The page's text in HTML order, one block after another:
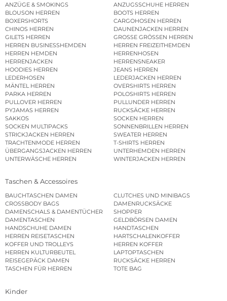
ANZÜGE & SMOKINGS
ANZUGSSCHUHE HERREN
BLOUSON HERREN
BOOTS HERREN
BOXERSHORTS
CARGOHOSEN HERREN
CHINOS HERREN
DAUNENJACKEN HERREN
GILETS HERREN
GROSSE GRÖSSEN HERREN
HERREN BUSINESSHEMDEN
HERREN FREIZEITHEMDEN
HERREN HEMDEN
HERRENHOSEN
HERRENJACKEN
HERRENSNEAKER
HOODIES HERREN
JEANS HERREN
LEDERHOSEN
LEDERJACKEN HERREN
MÄNTEL HERREN
OVERSHIRTS HERREN
PARKA HERREN
POLOSHIRTS HERREN
PULLOVER HERREN
PULLUNDER HERREN
PYJAMAS HERREN
RUCKSÄCKE HERREN
SAKKOS
SOCKEN HERREN
SOCKEN MULTIPACKS
SONNENBRILLEN HERREN
STRICKJACKEN HERREN
SWEATER HERREN
TRACHTENMODE HERREN
T-SHIRTS HERREN
ÜBERGANGSJACKEN HERREN
UNTERHEMDEN HERREN
UNTERWÄSCHE HERREN
WINTERJACKEN HERREN
Taschen & Accessoires
BAUCHTASCHEN DAMEN
CLUTCHES UND MINIBAGS
CROSSBODY BAGS
DAMENRUCKSÄCKE
DAMENSCHALS & DAMENTÜCHER
SHOPPER
DAMENTASCHEN
GELDBÖRSEN DAMEN
HANDSCHUHE DAMEN
HANDTASCHEN
HERREN REISETASCHEN
HARTSCHALENKOFFER
KOFFER UND TROLLEYS
HERREN KOFFER
HERREN KULTURBEUTEL
LAPTOPTASCHEN
REISEGEPÄCK DAMEN
RUCKSÄCKE HERREN
TASCHEN FÜR HERREN
TOTE BAG
Kinder